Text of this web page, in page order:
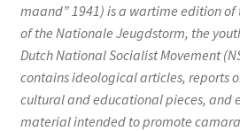
maand” 1941) is a wartime edition
of the Nationale Jeugdstorm, the
Dutch National Socialist Movement
contains ideological articles, reports
cultural and educational pieces, and
material intended to promote